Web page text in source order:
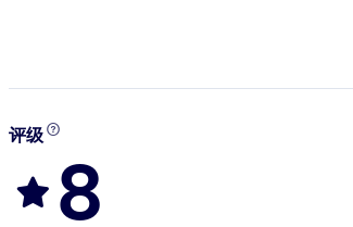
评级
8